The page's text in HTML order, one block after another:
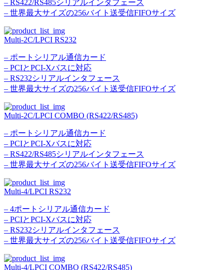
– RS422/RS485シリアルインタフェース
– 世界最大サイズの256バイト送受信FIFOサイズ
Multi-2C/LPCI RS232
– ポートシリアル通信カード
– PCIとPCI-Xバスに対応
– RS232シリアルインタフェース
– 世界最大サイズの256バイト送受信FIFOサイズ
Multi-2C/LPCI COMBO (RS422/RS485)
– ポートシリアル通信カード
– PCIとPCI-Xバスに対応
– RS422/RS485シリアルインタフェース
– 世界最大サイズの256バイト送受信FIFOサイズ
Multi-4/LPCI RS232
– 4ポートシリアル通信カード
– PCIとPCI-Xバスに対応
– RS232シリアルインタフェース
– 世界最大サイズの256バイト送受信FIFOサイズ
Multi-4/LPCI COMBO (RS422/RS485)